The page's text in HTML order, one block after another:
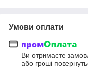
Умови оплати
Ви отримаєте
або гроші